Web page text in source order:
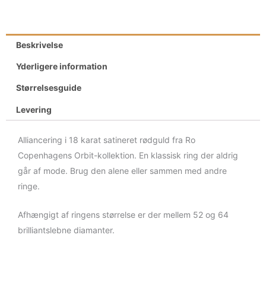
Beskrivelse
Yderligere information
Størrelsesguide
Levering
Alliancering i 18 karat satineret rødguld fra Ro
Copenhagens Orbit-kollektion. En klassisk ring der aldrig
går af mode. Brug den alene eller sammen med andre
ringe.
Afhængigt af ringens størrelse er der mellem 52 og 64
brilliantslebne diamanter.